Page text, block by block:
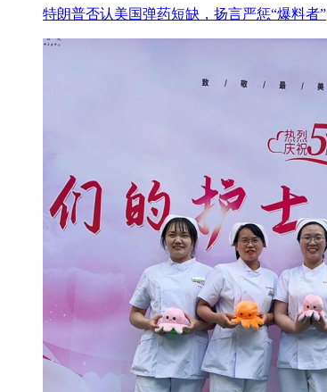
特朗普否认美国弹药短缺，扬言严惩“爆料者”